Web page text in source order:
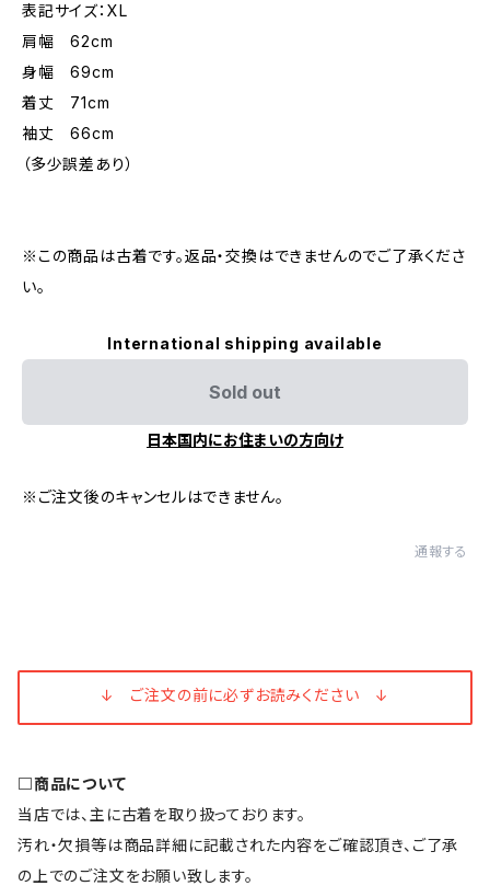
表記サイズ：XL
肩幅 62cm
身幅 69cm
着丈 71cm
袖丈 66cm
（多少誤差あり）
※この商品は古着です。返品・交換はできませんのでご了承くださ
い。
International shipping available
Sold out
日本国内にお住まいの方向け
※ご注文後のキャンセルはできません。
通報する
↓ ご注文の前に必ずお読みください ↓
□商品について
当店では、主に古着を取り扱っております。
汚れ・欠損等は商品詳細に記載された内容をご確認頂き、ご了承
の上でのご注文をお願い致します。